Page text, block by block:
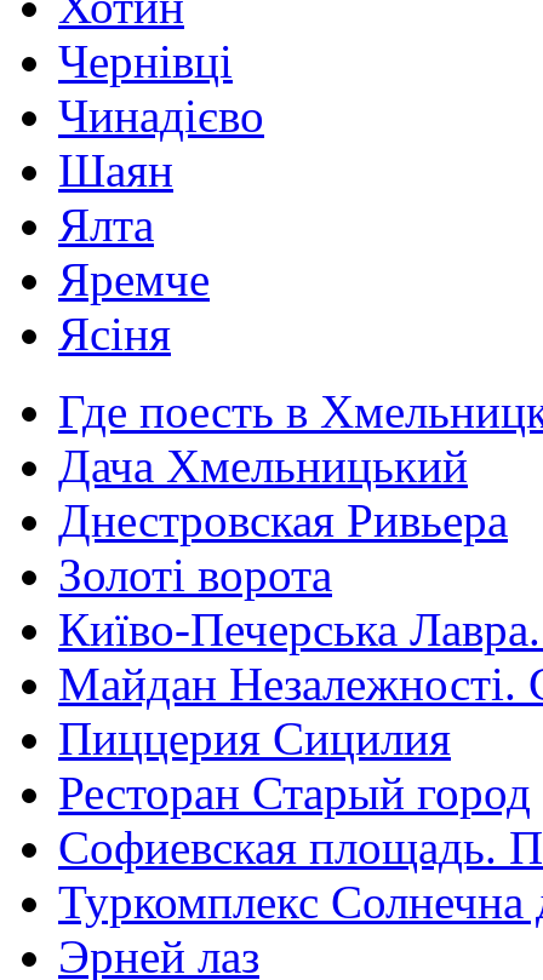
Чернівці
Чинадієво
Шаян
Ялта
Яремче
Ясіня
Где поесть в
Дача Хмельницький
Днестровская Ривьера
Золоті ворота
Київо-Печерська
Майдан Незалежності.
Пиццерия Сицилия
Ресторан Старый город
Софиевская площадь.
Туркомплекс Солнечна
Эрней лаз